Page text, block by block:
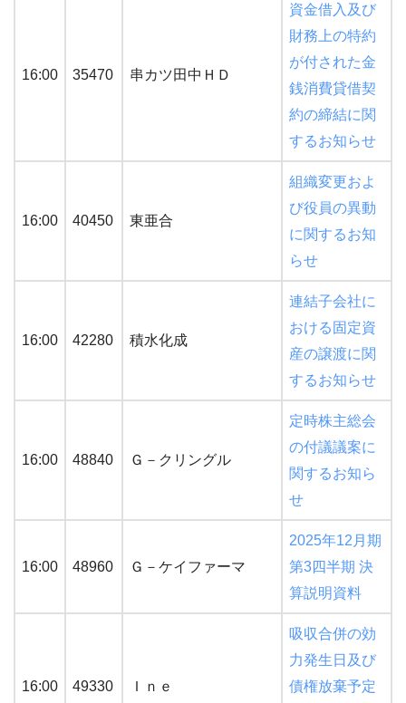
16:00 35470 串カツ田中ＨＤ
資金借入及び
財務上の特約
が付された金
銭消費貸借契
約の締結に関
するお知らせ
16:00 40450 東亜合
組織変更およ
び役員の異動
に関するお知
らせ
16:00 42280 積水化成
連結子会社に
おける固定資
産の譲渡に関
するお知らせ
16:00 48840 Ｇ－クリングル
定時株主総会
の付議議案に
関するお知ら
せ
16:00 48960 Ｇ－ケイファーマ
2025年12月期
第3四半期 決
算説明資料
16:00 49330 Ｉｎｅ
吸収合併の効
力発生日及び
債権放棄予定